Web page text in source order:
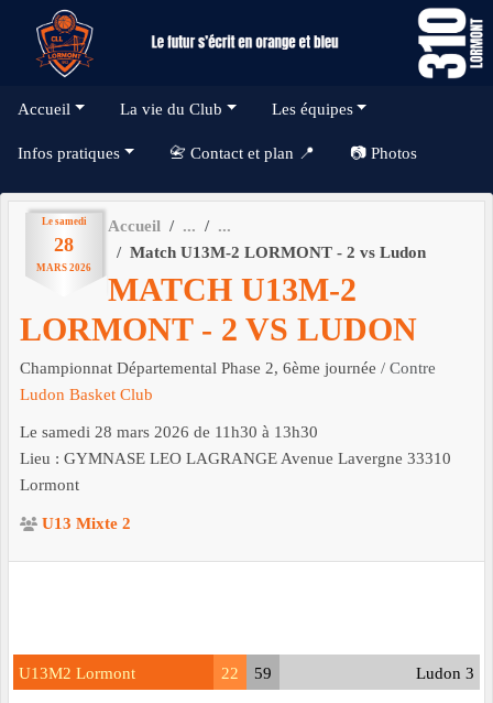
Accueil La vie du Club Les équipes
Infos pratiques 📇 Contact et plan 📍 📷 Photos
Le samedi
28
MARS 2026
Accueil
Match U13M-2 LORMONT - 2 vs Ludon
MATCH U13M-2
LORMONT - 2 VS LUDON
Championnat Départemental Phase 2, 6ème journée / Contre
Ludon Basket Club
Le samedi 28 mars 2026 de 11h30 à 13h30
Lieu : GYMNASE LEO LAGRANGE Avenue Lavergne 33310
Lormont
U13 Mixte 2
U13M2 Lormont 22 59 Ludon 3
Panneau de gestion des cookies